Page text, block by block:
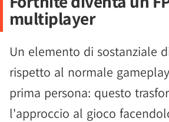
multiplayer
Un elemento di sostanziale
rispetto al normale
prima persona: questo
l'approccio al gioco